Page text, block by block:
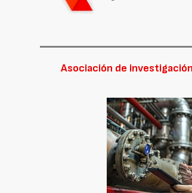
Asociación de